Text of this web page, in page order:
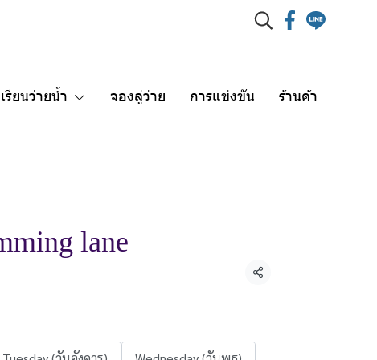
รียนว่ายน้ำ จองลู่ว่าย การแข่งขัน ร้านค้า
lane
แชร์